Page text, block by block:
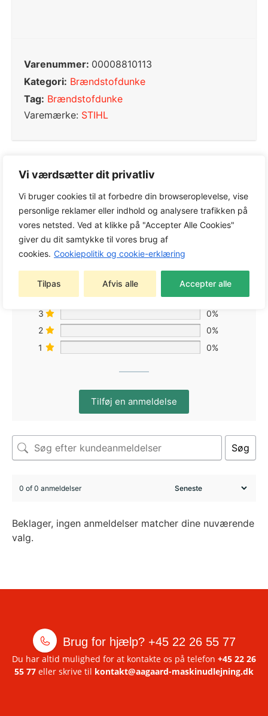
Vi værdsætter dit privatliv
Vi bruger cookies til at forbedre din browseroplevelse, vise
personlige reklamer eller indhold og analysere trafikken på
vores netsted. Ved at klikke på "Accepter Alle Cookies"
giver du dit samtykke til vores brug af
cookies. Cookiepolitik og cookie-erklæring
Tilpas Afvis alle Accepter alle
Varenummer: 00008810113
Kategori: Brændstofdunke
Tag: Brændstofdunke
Varemærke: STIHL
0,0
Baseret på 0 anmeldelser
5
0%
4
0%
3
0%
2
0%
1
0%
Tilføj en anmeldelse
Søg
0 of 0 anmeldelser
Beklager, ingen anmeldelser matcher dine nuværende
valg.
Brug for hjælp? +45 22 26 55 77
Du har altid mulighed for at kontakte os på telefon +45 22 26
55 77 eller skrive til kontakt@aagaard-maskinudlejning.dk